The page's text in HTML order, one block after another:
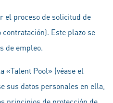
el proceso de solicitud de
Este plazo se
de empleo.
«Talent Pool» (véase el
sus datos personales en ella,